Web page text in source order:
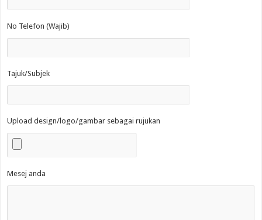
No Telefon (Wajib)
Tajuk/Subjek
Upload design/logo/gambar sebagai rujukan
Mesej anda